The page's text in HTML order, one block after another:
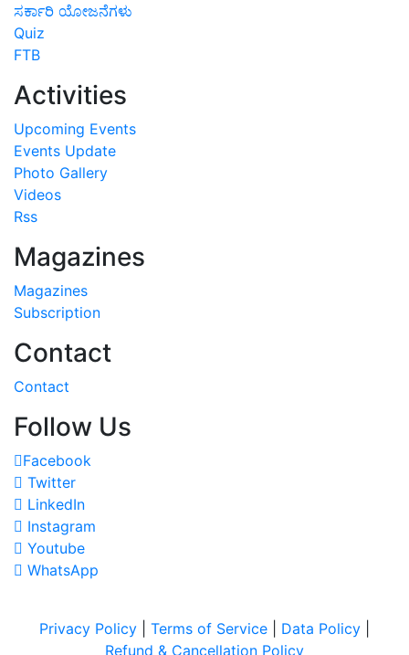
ಸರ್ಕಾರಿ ಯೋಜನೆಗಳು
Quiz
FTB
Activities
Upcoming Events
Events Update
Photo Gallery
Videos
Rss
Magazines
Magazines
Subscription
Contact
Contact
Follow Us
Facebook
Twitter
LinkedIn
Instagram
Youtube
WhatsApp
Privacy Policy Terms of Service Data Policy
Refund & Cancellation Policy